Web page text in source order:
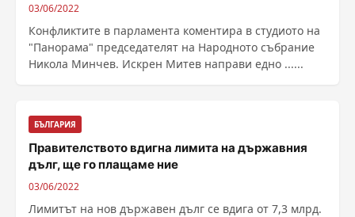
03/06/2022
Конфликтите в парламента коментира в студиото на
"Панорама" председателят на Народното събрание
Никола Минчев. Искрен Митев направи едно ......
БЪЛГАРИЯ
Правителството вдигна лимита на държавния
дълг, ще го плащаме ние
03/06/2022
Лимитът на нов държавен дълг се вдига от 7,3 млрд.